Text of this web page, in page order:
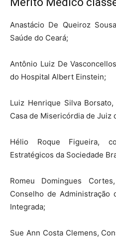
Anastácio De Queiroz
Saúde do Ceará;
Antônio Luiz De
do Hospital Albert Einstein;
Luiz Henrique Silva
Casa de Misericórdia de Juiz
Hélio Roque Figueira,
Estratégicos da Sociedade
Romeu Domingues
Conselho de Administração
Integrada;
Sue Ann Costa Clemens,